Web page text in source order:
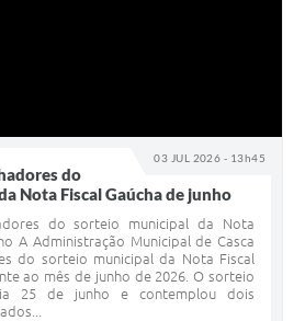
03 JUL 2026 - 13h45
do
Nota Fiscal Gaúcha de junho
do sorteio municipal da Nota
A Administração Municipal de Casca
do sorteio municipal da Nota Fiscal
ao mês de junho de 2026. O sorteio
25 de junho e contemplou dois